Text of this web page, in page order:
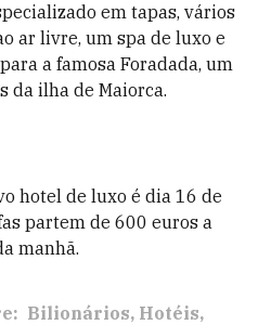
em tapas, vários
ar livre, um spa de luxo e
a famosa Foradada, um
da ilha de Maiorca.
hotel de luxo é dia 16 de
partem de 600 euros a
manhã.
Bilionários Hotéis